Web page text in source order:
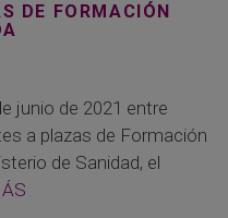
DE FORMACIÓN
junio de 2021 entre
a plazas de Formación
de Sanidad, el